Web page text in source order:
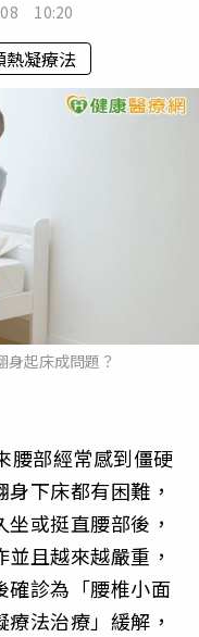
10:20
熱凝療法
起床成問題？
腰部經常感到僵硬
下床都有困難，
或挺直腰部後，
且越來越嚴重，
確診為「腰椎小面
法治療」緩解，